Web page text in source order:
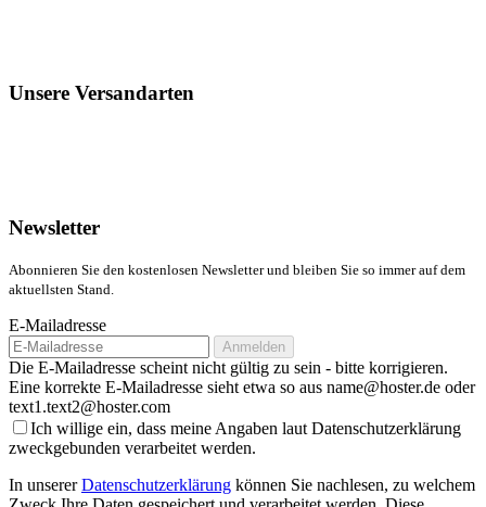
Unsere Versandarten
Newsletter
Abonnieren Sie den kostenlosen Newsletter und bleiben Sie so immer auf dem
aktuellsten Stand.
E-Mailadresse
Anmelden
Die E-Mailadresse scheint nicht gültig zu sein - bitte korrigieren.
Eine korrekte E-Mailadresse sieht etwa so aus name@hoster.de oder
text1.text2@hoster.com
Ich willige ein, dass meine Angaben laut Datenschutzerklärung
zweckgebunden verarbeitet werden.
In unsererDatenschutzerklärung können Sie nachlesen, zu welchem